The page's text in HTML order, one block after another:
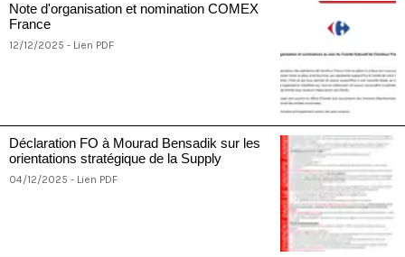
Note d'organisation et nomination COMEX
France
12/12/2025 - Lien PDF
Déclaration FO à Mourad Bensadik sur les
orientations stratégique de la Supply
04/12/2025 - Lien PDF